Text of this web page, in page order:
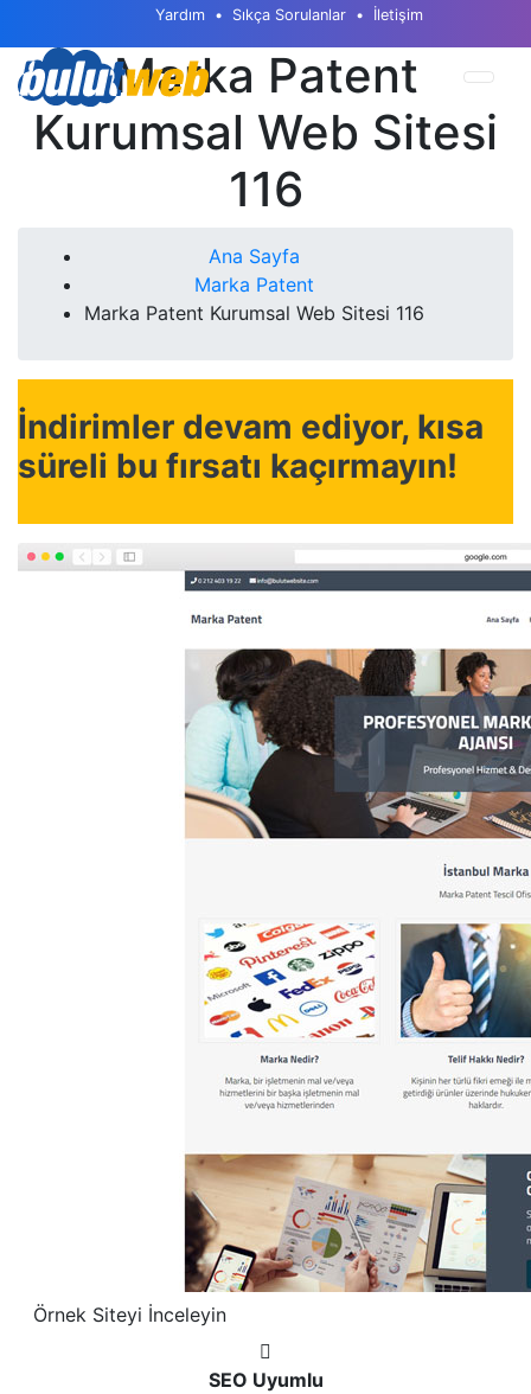
Yardım Sıkça Sorulanlar İletişim
Marka Patent
Kurumsal Web Sitesi
116
Ana Sayfa
Marka Patent
Marka Patent Kurumsal Web Sitesi 116
İndirimler devam ediyor, kısa
süreli bu fırsatı kaçırmayın!
Örnek Siteyi İnceleyin
SEO Uyumlu